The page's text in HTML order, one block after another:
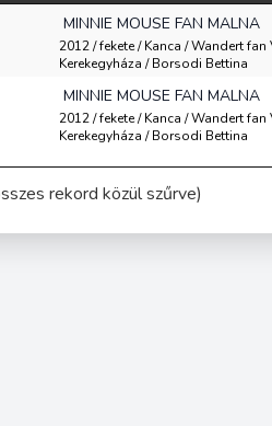
MINNIE MOUSE FAN MALNA
2012 / fekete / Kanca / Wandert
Kerekegyháza / Borsodi Bettina
MINNIE MOUSE FAN MALNA
2012 / fekete / Kanca / Wandert
Kerekegyháza / Borsodi Bettina
rekord közül szűrve)